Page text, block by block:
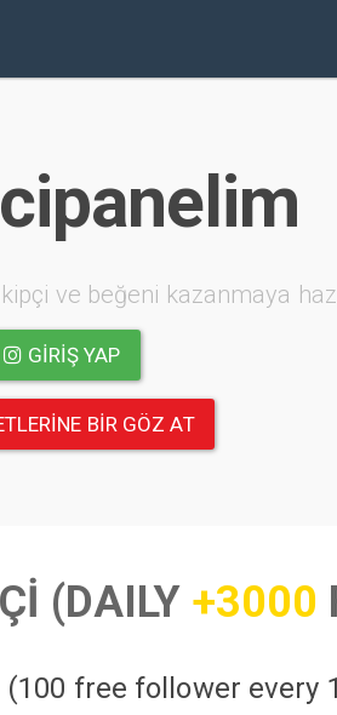
ve beğeni kazanmaya
GIRIŞ YAP
BIR GÖZ AT
(DAILY +3000
(100 free follower every